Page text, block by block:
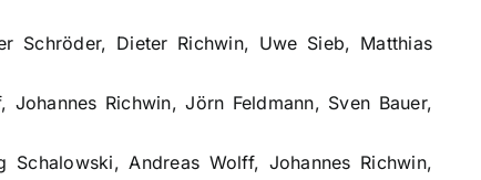
Schröder, Dieter Richwin, Uwe Sieb, Matthias
Richwin, Jörn Feldmann, Sven Bauer,
Schalowski, Andreas Wolff, Johannes Richwin,